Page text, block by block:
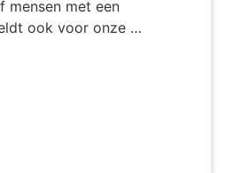
mensen met een
ook voor onze …